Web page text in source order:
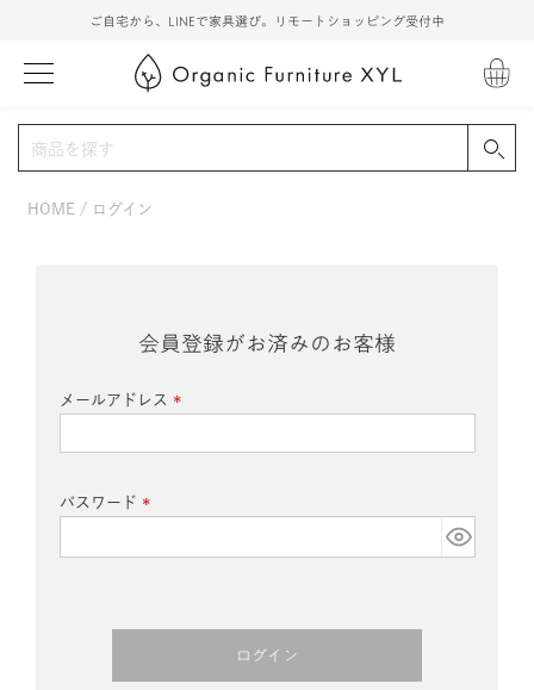
ご自宅から、LINEで家具選び。リモートショッピング受付中
HOME ログイン
会員登録がお済みのお客様
メールアドレス
須)
パスワード
須)
ログイン